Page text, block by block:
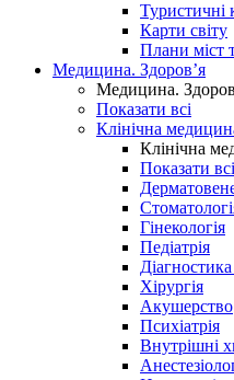
Туристичні
Карти світу
Плани міст
Медицина. Здоров’я
Медицина.
Показати всі
Клінічна
Клінічна
Показати всі
Гінекологія
Педіатрія
Хірургія
Акушерство
Психіатрія
Внутрішні